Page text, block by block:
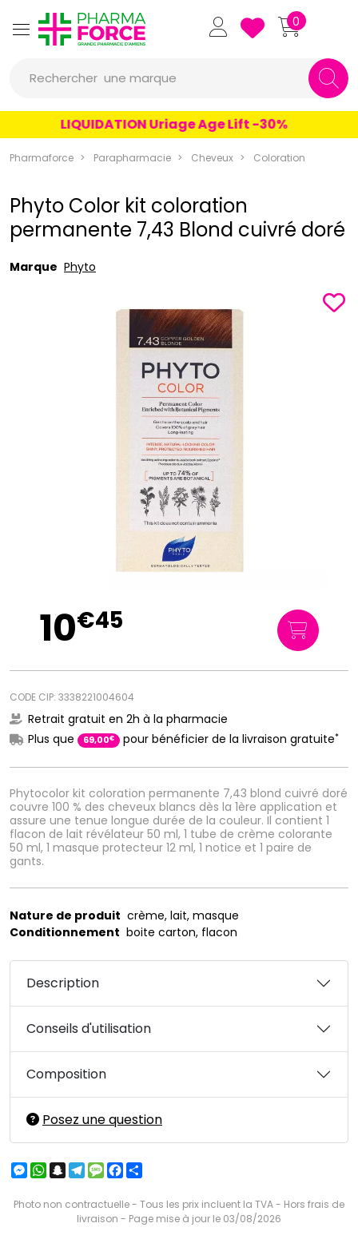
Pharmaforce Grande Pharmacie
0
Rechercher une marque
un produit
une marque
LIQUIDATION Uriage Age Lift -30%
Pharmaforce Parapharmacie Cheveux Coloration
Phyto Color kit coloration
permanente 7,43 Blond cuivré doré
Marque Phyto
Phytocolor kit coloration permanente 7,43 blond cuivré doré
couvre 100 % des cheveux blancs dès la 1ère application et
assure une tenue longue durée de la couleur. Il contient 1
flacon de lait révélateur 50 ml, 1 tube de crème colorante
50 ml, 1 masque protecteur 12 ml, 1 notice et 1 paire de
gants.
10€45
CODE CIP: 3338221004604
Retrait gratuit en 2h à la pharmacie
Plus que
69,00€ pour bénéficier de la livraison gratuite*
Nature de produit crème, lait, masque
Conditionnement boite carton, flacon
Description
Conseils d'utilisation
Composition
Posez une question
Messenger
WhatsApp
Snapchat
Telegram
MessageFacebook
Photo non contractuelle - Tous les prix incluent la TVA - Hors frais de
livraison - Page mise à jour le 03/08/2026